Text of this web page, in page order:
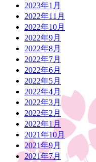
2023年1月
2022年11月
2022年10月
2022年9月
2022年8月
2022年7月
2022年6月
2022年5月
2022年4月
2022年3月
2022年2月
2022年1月
2021年10月
2021年9月
2021年7月